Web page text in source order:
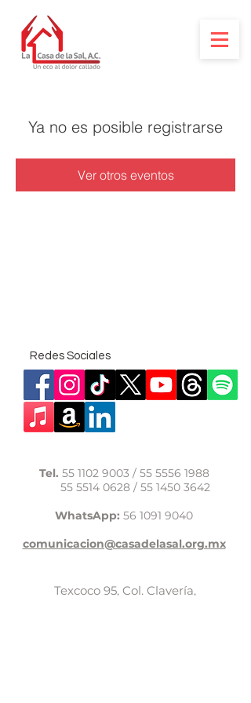
Ya no es posible registrarse
Ver otros eventos
Redes Sociales
Tel. 55 1102 9003 / 55 5556 1988
55 5514 0628/ 55 1450 3642
WhatsApp: 56 1091 9040
comunicacion@casadelasal.org.mx
Texcoco 95, Col. Clavería,